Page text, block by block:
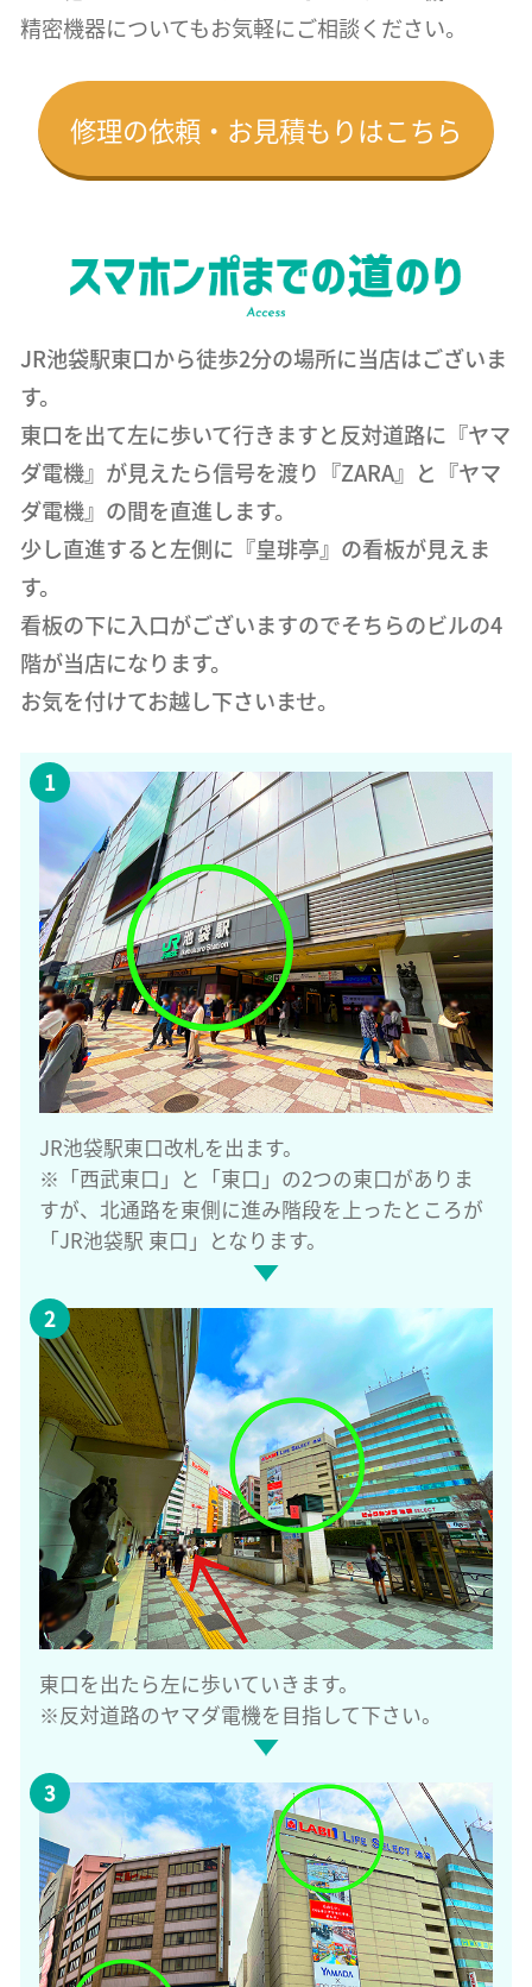
精密機器についてもお気軽にご相談ください。
修理の依頼・お見積もりはこちら
JR池袋駅東口から徒歩2分の場所に当店はございま
す。
東口を出て左に歩いて行きますと反対道路に『ヤマ
ダ電機』が見えたら信号を渡り『ZARA』と『ヤマ
ダ電機』の間を直進します。
少し直進すると左側に『皇琲亭』の看板が見えま
す。
看板の下に入口がございますのでそちらのビルの4
階が当店になります。
お気を付けてお越し下さいませ。
JR池袋駅東口改札を出ます。
※「西武東口」と「東口」の2つの東口がありま
すが、北通路を東側に進み階段を上ったところが
「JR池袋駅 東口」となります。
東口を出たら左に歩いていきます。
※反対道路のヤマダ電機を目指して下さい。